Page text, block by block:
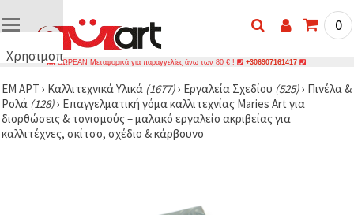
Χρησιμοποιούμε
🍪
Χρησιμοποιούμε
cookies και
παρόμοιες
0
ΔΩΡΕΑΝ Μεταφορικά για παραγγελίες άνω των 80 € ! +306907161417
ΕΜ ΑΡΤ › Καλλιτεχνικά Υλικά (1677)› Εργαλεία Σχεδίου (525)› Πινέλα &
Ρολά (128)› Επαγγελματική γόμα καλλιτεχνίας Maries Art για
διορθώσεις & τονισμούς – μαλακό εργαλείο ακριβείας για
καλλιτέχνες, σκίτσο, σχέδιο & κάρβουνο